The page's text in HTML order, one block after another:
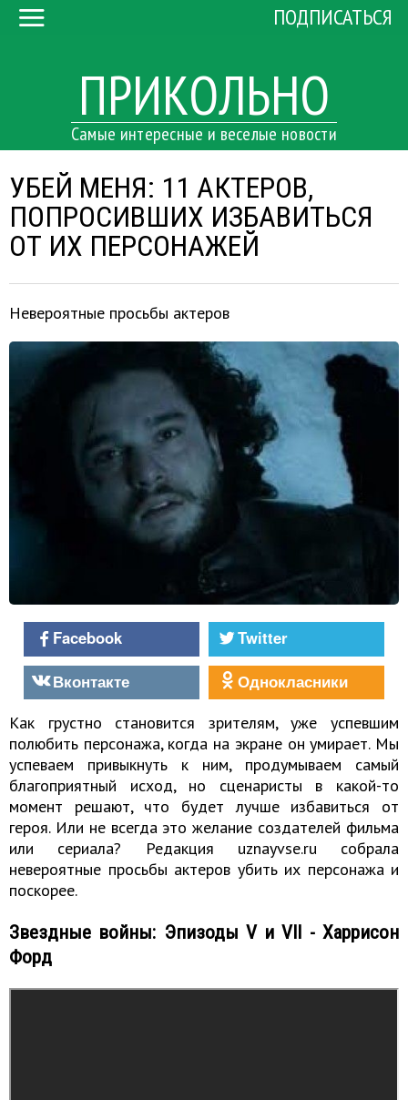
ПРИКОЛЬНО
Самые интересные и веселые новости
ПОДПИСАТЬСЯ
УБЕЙ МЕНЯ: 11 АКТЕРОВ,
ПОПРОСИВШИХ ИЗБАВИТЬСЯ
ОТ ИХ ПЕРСОНАЖЕЙ
Невероятные просьбы актеров
Facebook
Twitter
Вконтакте
Однокласники
Как грустно становится зрителям, уже успевшим
полюбить персонажа, когда на экране он умирает. Мы
успеваем привыкнуть к ним, продумываем самый
благоприятный исход, но сценаристы в какой-то
момент решают, что будет лучше избавиться от
героя. Или не всегда это желание создателей фильма
или сериала? Редакция uznayvse.ru собрала
невероятные просьбы актеров убить их персонажа и
поскорее.
Звездные войны: Эпизоды V и VII - Харрисон
Форд